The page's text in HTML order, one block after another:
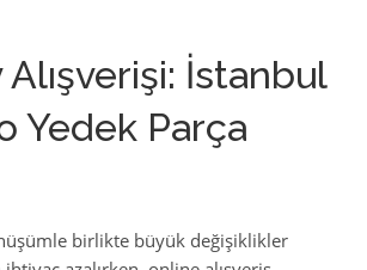
İstanbul
Yedek Parça
birlikte büyük değişiklikler